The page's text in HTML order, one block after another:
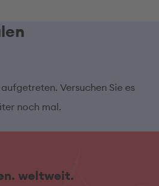
Versuchen Sie es
noch mal.
weltweit.